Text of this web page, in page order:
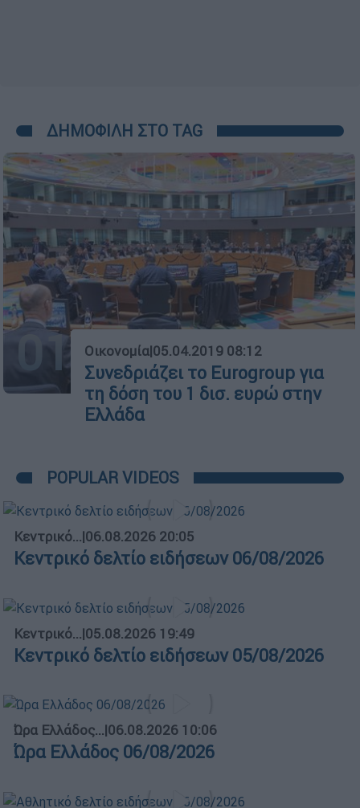
ΔΗΜΟΦΙΛΗ ΣΤΟ TAG
01 Οικονομία|05.04.2019 08:12
Συνεδριάζει το Eurogroup για
τη δόση του 1 δισ. ευρώ στην
Ελλάδα
POPULAR VIDEOS
Κεντρικό...|06.08.2026 20:05
Κεντρικό δελτίο ειδήσεων 06/08/2026
Κεντρικό...|05.08.2026 19:49
Κεντρικό δελτίο ειδήσεων 05/08/2026
Ώρα Ελλάδος...|06.08.2026 10:06
Ώρα Ελλάδος 06/08/2026